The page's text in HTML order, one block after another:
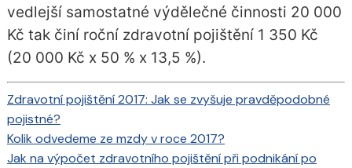
vedlejší samostatné výdělečné činnosti 20 000
Kč tak činí roční zdravotní pojištění 1 350 Kč
(20 000 Kč x 50 % x 13,5 %).
Zdravotní pojištění 2017: Jak se zvyšuje pravděpodobné
pojistné?
Kolik odvedeme ze mzdy v roce 2017?
Jak na výpočet zdravotního pojištění při podnikání po